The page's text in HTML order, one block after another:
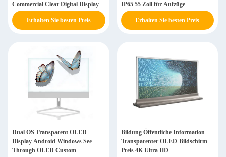
Commercial Clear Digital Display
Erhalten Sie besten Preis
IP65 55 Zoll für Aufzüge
Erhalten Sie besten Preis
Dual OS Transparent OLED
Display Android Windows See
Through OLED Custom
Bildung Öffentliche Information
Transparenter OLED-Bildschirm
Preis 4K Ultra HD